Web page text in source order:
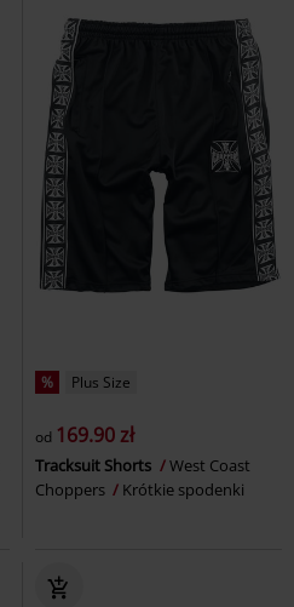
% Plus Size
od 169.90 zł
Tracksuit Shorts
West Coast
Choppers
Krótkie spodenki